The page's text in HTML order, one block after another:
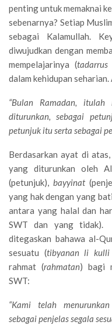
penting untuk memaknai
sebenarnya? Setiap
sebagai Kalamullah.
diwujudkan dengan
mempelajarinya (tadarrus
dalam kehidupan
“Bulan Ramadan,
diturunkan, sebagai
petunjuk itu serta sebagai
Berdasarkan ayat di
yang diturunkan oleh
(petunjuk), bayyinat
yang hak dengan yang
antara yang halal dan
SWT dan yang
ditegaskan bahawa al-
sesuatu (tibyanan li kulli
rahmat (rahmatan) bagi
SWT:
“Kami telah
sebagai penjelas segala